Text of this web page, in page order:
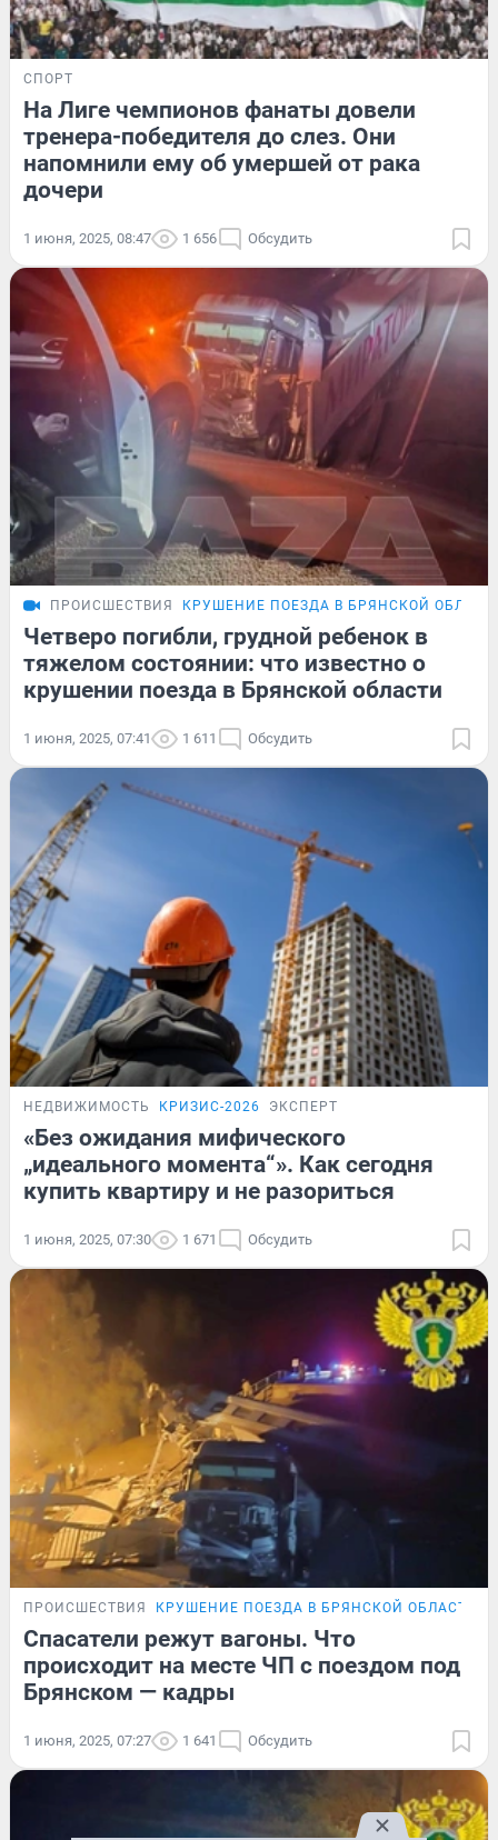
СПОРТ
На Лиге чемпионов фанаты довели
тренера-победителя до слез. Они
напомнили ему об умершей от рака
дочери
1 июня, 2025, 08:47 1 656 Обсудить
ПРОИСШЕСТВИЯ КРУШЕНИЕ ПОЕЗДА В БРЯНСКОЙ
Четверо погибли, грудной ребенок в
тяжелом состоянии: что известно о
крушении поезда в Брянской области
1 июня, 2025, 07:41 1 611 Обсудить
НЕДВИЖИМОСТЬ КРИЗИС-2026 ЭКСПЕРТ
«Без ожидания мифического
„идеального момента“». Как сегодня
купить квартиру и не разориться
1 июня, 2025, 07:30 1 671 Обсудить
ПРОИСШЕСТВИЯ КРУШЕНИЕ ПОЕЗДА В БРЯНСКОЙ ОБЛАСТИ
Спасатели режут вагоны. Что
происходит на месте ЧП с поездом под
Брянском — кадры
1 июня, 2025, 07:27 1 641 Обсудить